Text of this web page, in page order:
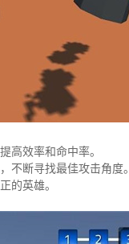
高效率和命中率。
不断寻找最佳攻击角度。
的英雄。